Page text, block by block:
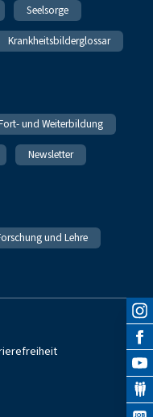
Seelsorge
Krankheitsbilderglossar
und Weiterbildung
Newsletter
und Lehre